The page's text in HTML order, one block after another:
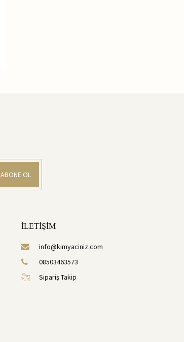
ABONE OL
İLETİŞİM
info@kimyaciniz.com
08503463573
Sipariş Takip